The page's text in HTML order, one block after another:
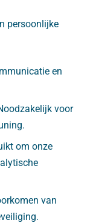
persoonlijke
en
voor
om onze
van